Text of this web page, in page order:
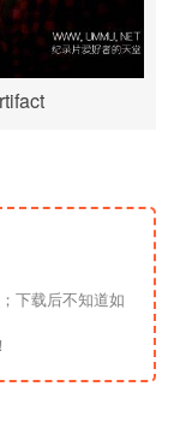
；下载后不知道如